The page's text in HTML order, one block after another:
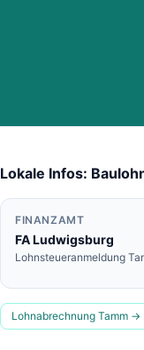
Lokale Infos:
FINANZAMT
FALudwigsburg
Lohnsteueranmeldung
Lohnabrechnung Tamm →